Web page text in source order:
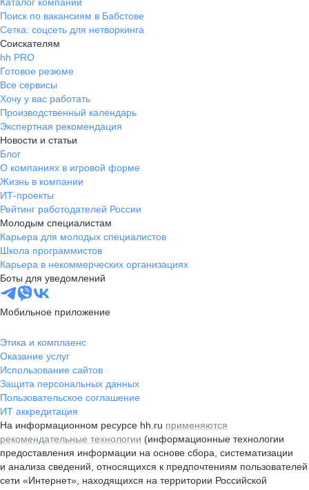
Поиск по вакансиям в Бабстове
Сетка: соцсеть для нетворкинга
Соискателям
hh PRO
Готовое резюме
Все сервисы
Хочу у вас работать
Производственный календарь
Экспертная рекомендация
Новости и статьи
Блог
О компаниях в игровой форме
Жизнь в компании
ИТ-проекты
Рейтинг работодателей России
Молодым специалистам
Карьера для молодых специалистов
Школа программистов
Карьера в некоммерческих организациях
Боты для уведомлений
Мобильное приложение
Этика и комплаенс
Оказание услуг
Использование сайтов
Защита персональных данных
Пользовательское соглашение
ИТ аккредитация
На информационном ресурсе hh.ru применяются
рекомендательные технологии (информационные технологии
предоставления информации на основе сбора, систематизации
и анализа сведений, относящихся к предпочтениям пользователей
сети «Интернет», находящихся на территории Российской